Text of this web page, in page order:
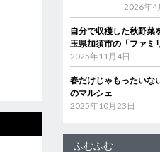
2026年4
自分で収穫した秋野
玉県加須市の「ファミ
2025年11月4日
春だけじゃもったいな
のマルシェ
2025年10月23日
ふむふむ